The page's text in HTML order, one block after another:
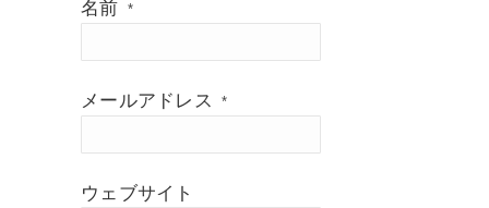
名前 *
メールアドレス *
ウェブサイト